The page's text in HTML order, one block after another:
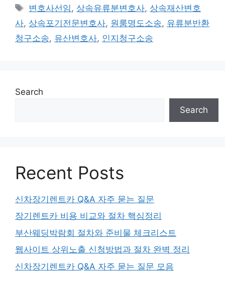
Tags
변호사선임 , 상속유류분변호사, 상속재산변호
사, 상속포기전문변호사, 원룸명도소송, 유류분반환
청구소송, 유산변호사, 인지청구소송
Search
Search
Recent Posts
신차장기렌트카 Q&A 자주 묻는 질문
장기렌트카 비용 비교와 절차 핵심정리
부산웨딩박람회 절차와 준비물 체크리스트
웹사이트 상위노출 신청방법과 절차 완벽 정리
신차장기렌트카 Q&A 자주 묻는 질문 모음